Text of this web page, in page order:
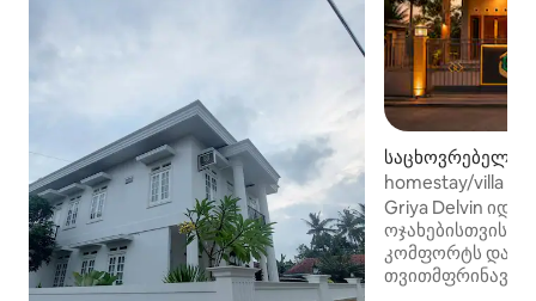
საცხოვრებელი
Temon)
homestay/villa
Griya Delvin
ოჯახებისთვის,
კომფორტს და
თვითმფრინავის